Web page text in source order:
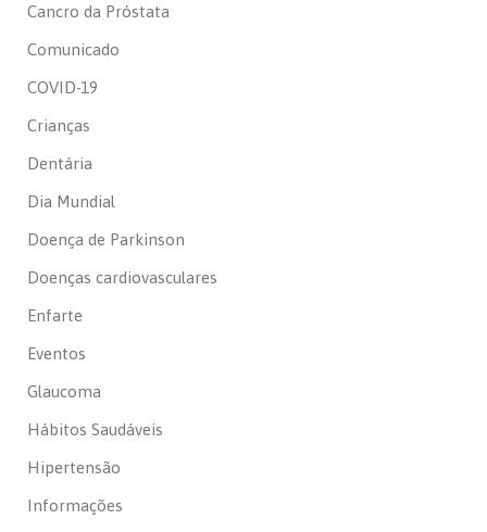
Cancro da Próstata
Comunicado
COVID-19
Crianças
Dentária
Dia Mundial
Doença de Parkinson
Doenças cardiovasculares
Enfarte
Eventos
Glaucoma
Hábitos Saudáveis
Hipertensão
Informações